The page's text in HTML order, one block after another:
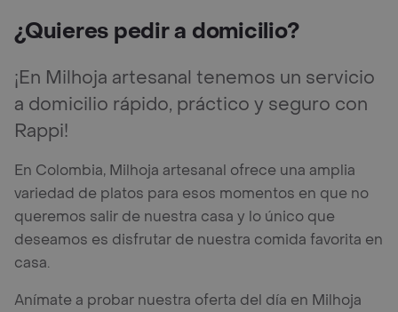
¿Quieres pedir a domicilio?
¡En Milhoja artesanal tenemos un servicio
a domicilio rápido, práctico y seguro con
Rappi!
En Colombia, Milhoja artesanal ofrece una amplia
variedad de platos para esos momentos en que no
queremos salir de nuestra casa y lo único que
deseamos es disfrutar de nuestra comida favorita en
casa.
Anímate a probar nuestra oferta del día en Milhoja